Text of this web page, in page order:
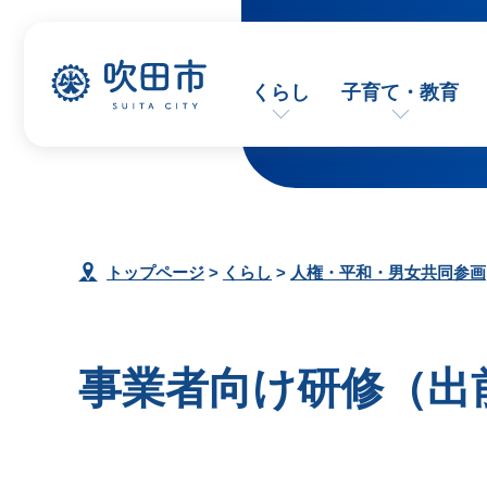
くらし 子育て・教育
トップページ > くらし > 人権・平和・男女共同参画
事業者向け研修（出